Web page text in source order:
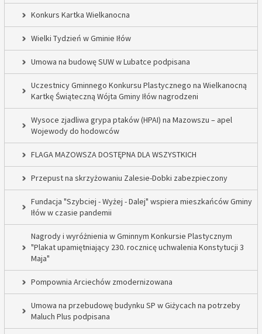
Konkurs Kartka Wielkanocna
Wielki Tydzień w Gminie Iłów
Umowa na budowę SUW w Lubatce podpisana
Uczestnicy Gminnego Konkursu Plastycznego na Wielkanocną
Kartkę Świąteczną Wójta Gminy Iłów nagrodzeni
Wysoce zjadliwa grypa ptaków (HPAI) na Mazowszu – apel
Wojewody do hodowców
FLAGA MAZOWSZA DOSTĘPNA DLA WSZYSTKICH
Przepust na skrzyżowaniu Zalesie-Dobki zabezpieczony
Fundacja "Szybciej - Wyżej - Dalej" wspiera mieszkańców Gminy
Iłów w czasie pandemii
Nagrody i wyróżnienia w Gminnym Konkursie Plastycznym
"Plakat upamiętniający 230. rocznicę uchwalenia Konstytucji 3
Maja"
Pompownia Arciechów zmodernizowana
Umowa na przebudowę budynku SP w Giżycach na potrzeby
Maluch Plus podpisana